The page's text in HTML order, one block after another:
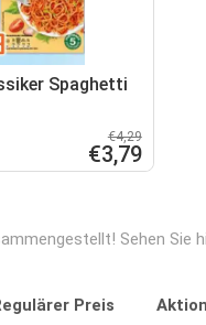
Spaghetti
€4,29
€3,79
Sehen
Preis